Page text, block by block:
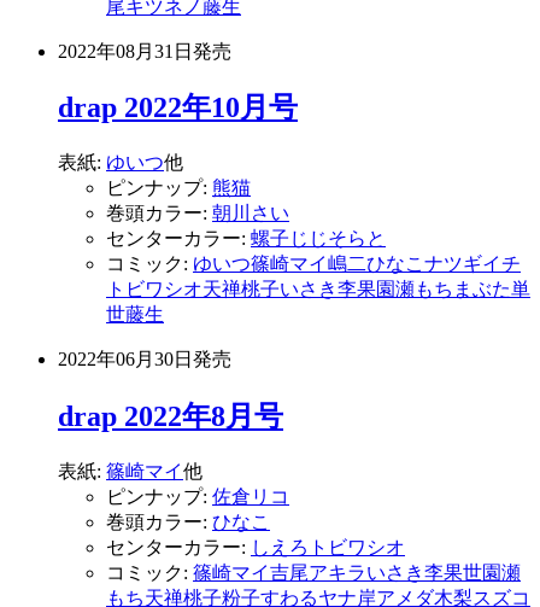
尾キツネノ藤生
2022年08月31日 発売
drap 2022年10月号
表紙: ゆいつ他
ピンナップ: 熊猫
巻頭カラー: 朝川さい
センターカラー: 螺子じじそらと
コミック: ゆいつ篠崎マイ嶋二ひなこ ナツギイチ
トビワシオ天禅桃子いさき李果園瀬もち まぶた単
世藤生
2022年06月30日 発売
drap 2022年8月号
表紙: 篠崎マイ他
ピンナップ: 佐倉リコ
巻頭カラー: ひなこ
センターカラー: しえろ トビワシオ
コミック: 篠崎マイ吉尾アキラいさき李果世園瀬
もち天禅桃子粉子すわるヤナ岸アメダ木梨スズコ